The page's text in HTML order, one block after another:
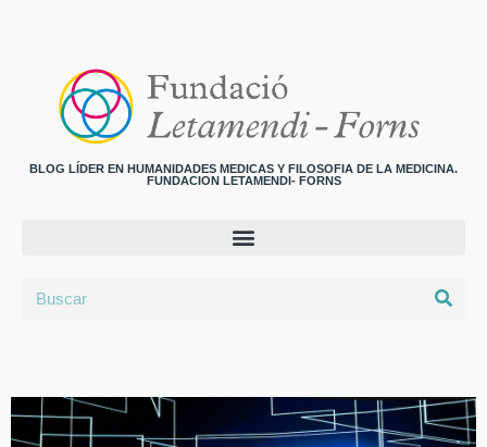
BLOG LÍDER EN HUMANIDADES MEDICAS Y FILOSOFIA DE LA MEDICINA.
FUNDACION LETAMENDI- FORNS